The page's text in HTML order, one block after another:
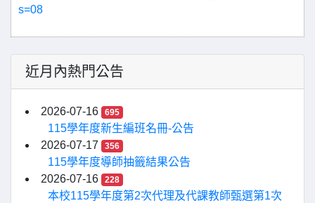
s=08
近月內熱門公告
2026-07-16 695
115學年度新生編班名冊-公告
2026-07-17
356
115學年度導師抽籤結果公告
2026-07-16
228
本校115學年度第2次代理及代課教師甄選第1次